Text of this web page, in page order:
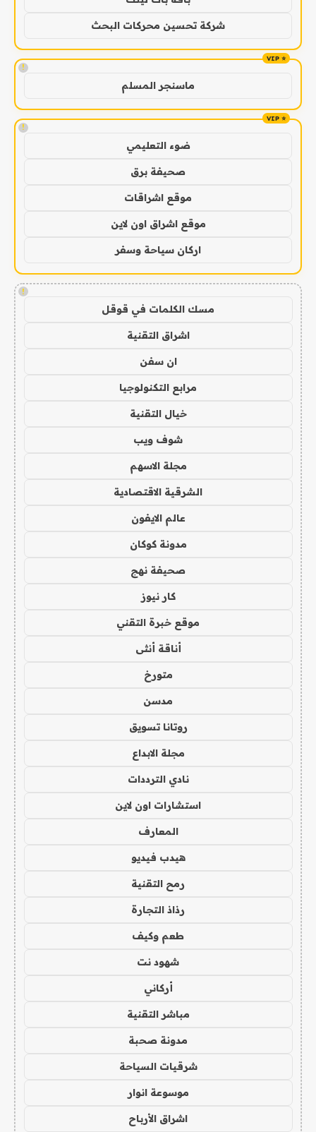
شركة تحسين محركات البحث
!
ماسنجر المسلم
!
ضوء التعليمي
صحيفة برق
موقع اشراقات
موقع اشراق اون لاين
اركان سياحة وسفر
!
مسك الكلمات في قوقل
اشراق التقنية
ان سفن
مرابع التكنولوجيا
خيال التقنية
شوف ويب
مجلة الاسهم
الشرقية الاقتصادية
عالم الايفون
مدونة كوكان
صحيفة نهج
كار نيوز
موقع خبرة التقني
أناقة أنثى
متورخ
مدسن
روتانا تسويق
مجلة الابداع
نادي الترددات
استشارات اون لاين
المعارف
هيدب فيديو
رمح التقنية
رذاذ التجارة
طعم وكيف
شهود نت
أركاني
مباشر التقنية
مدونة صحبة
شرقيات السياحة
موسوعة انوار
اشراق الأرباح